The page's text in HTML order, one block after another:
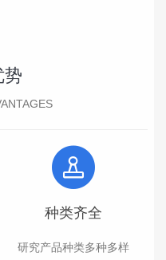
势
种类齐全
研究产品种类多种多样